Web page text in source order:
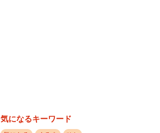
気になるキーワード